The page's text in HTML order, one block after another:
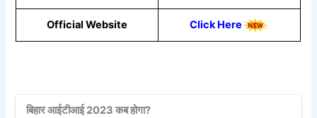
Official Website Click Here
बिहार आईटीआई 2023 कब होगा?